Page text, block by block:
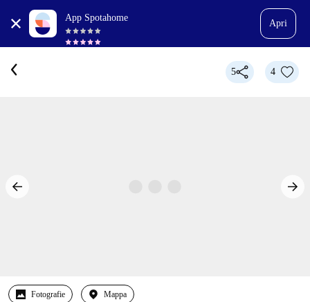
App Spotahome
Apri
5 4
Fotografie Mappa